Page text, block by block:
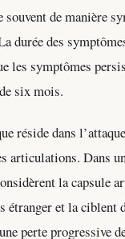
de manière
durée des
les symptômes
six mois.
réside dans
articulations. Dans
la capsule
étranger et la ciblent
perte progressive